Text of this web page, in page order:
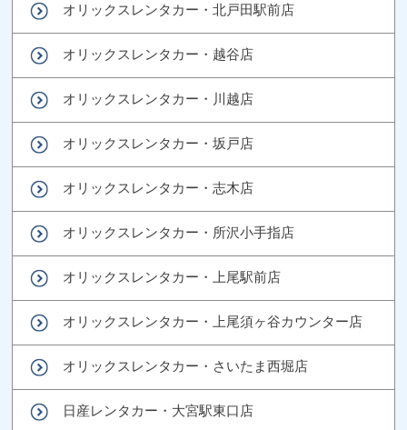
オリックスレンタカー・北戸田駅前店
オリックスレンタカー・越谷店
オリックスレンタカー・川越店
オリックスレンタカー・坂戸店
オリックスレンタカー・志木店
オリックスレンタカー・所沢小手指店
オリックスレンタカー・上尾駅前店
オリックスレンタカー・上尾須ヶ谷カウンター店
オリックスレンタカー・さいたま西堀店
日産レンタカー・大宮駅東口店